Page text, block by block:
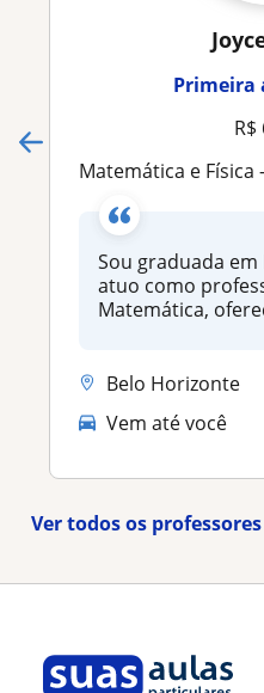
Primeira
R$
Matemática e Física – Aprenda
Sou graduada em
atuo como
Matemática,
Belo Horizonte
Vem até você
Ver todos os